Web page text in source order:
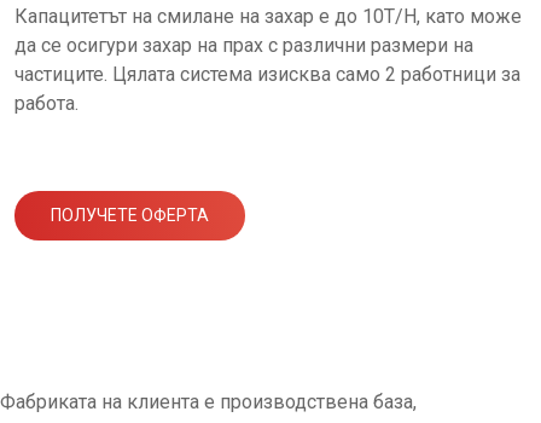
Капацитетът на смилане на захар е до 10T/H, като може
да се осигури захар на прах с различни размери на
частиците. Цялата система изисква само 2 работници за
работа.
ПОЛУЧЕТЕ ОФЕРТА
Фабриката на клиента е производствена база,